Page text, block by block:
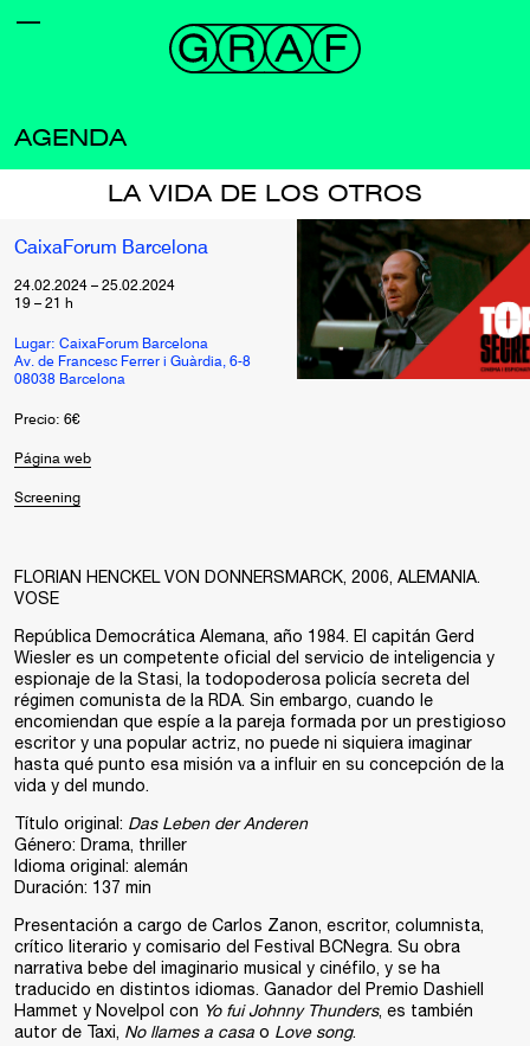
AGENDA
LA VIDA DE LOS OTROS
CaixaForum Barcelona
24.02.2024 – 25.02.2024
19 – 21 h
Lugar: CaixaForum Barcelona
Av. de Francesc Ferrer i Guàrdia, 6-8
08038 Barcelona
Precio: 6€
Página web
Screening
FLORIAN HENCKEL VON DONNERSMARCK, 2006, ALEMANIA.
VOSE
República Democrática Alemana, año 1984. El capitán Gerd
Wiesler es un competente oficial del servicio de inteligencia y
espionaje de la Stasi, la todopoderosa policía secreta del
régimen comunista de la RDA. Sin embargo, cuando le
encomiendan que espíe a la pareja formada por un prestigioso
escritor y una popular actriz, no puede ni siquiera imaginar
hasta qué punto esa misión va a influir en su concepción de la
vida y del mundo.
Título original: Das Leben der Anderen
Género: Drama, thriller
Idioma original: alemán
Duración: 137 min
Presentación a cargo de Carlos Zanon, escritor, columnista,
crítico literario y comisario del Festival BCNegra. Su obra
narrativa bebe del imaginario musical y cinéfilo, y se ha
traducido en distintos idiomas. Ganador del Premio Dashiell
Hammet y Novelpol con Yo fui Johnny Thunders, es también
autor de Taxi, No llames a casa o Love song.